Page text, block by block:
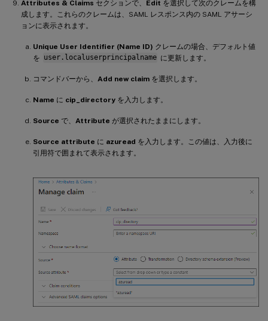
Attributes & Claims セクションで、 Edit を選択して次のクレームを構
成します。これらのクレームは、SAML レスポンス内の SAML アサーシ
ョンに表示されます。
Unique User Identifier (Name ID) クレームの場合、デフォルト値
を user.localuserprincipalname に更新します。
コマンドバーから、 Add new claim を選択します。
Name に cip_directory を入力します。
Source で、 Attribute が選択されたままにします。
Source attribute に azuread を入力します。この値は、入力後に
引用符で囲まれて表示されます。